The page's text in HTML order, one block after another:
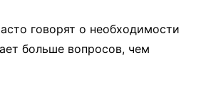
говорят о необходимости
больше вопросов, чем